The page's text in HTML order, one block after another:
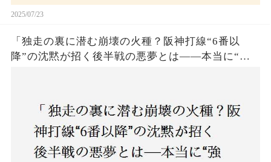
2025/07/23
「独走の裏に潜む崩壊の火種？阪神打線“6番以
降”の沈黙が招く後半戦の悪夢とは——本当に“強